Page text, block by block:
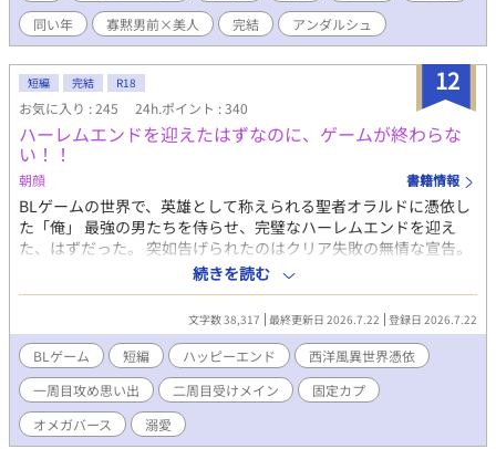
同い年
寡黙男前×美人 完結 アンダルシュ
12
短編 完結 R18
お気に入り : 245 24h.ポイント : 340
ハーレムエンドを迎えたはずなのに、ゲームが終わらな
い！！
朝顔 書籍情報
BLゲームの世界で、英雄として称えられる聖者オラルドに憑依し
た「俺」 最強の男たちを侍らせ、完璧なハーレムエンドを迎え
た、はずだった。 突如告げられたのはクリア失敗の無情な宣告。
「ふざけるな！」俺の叫びも虚しく、強制的に二周目のプレイが
始まってしまう。 しかも二周目に憑依したのは、貧しい村人Aと
いうモブ。 ステータスもスキルもなしの絶望的な状況で、どうや
って国の英雄たちと恋愛しろっていうんだ！？ それでも諦めきれ
ない俺は一発逆転ガチャでとんでもない奇跡を起こす。 突然、世
界は特殊な性別が存在する『オメガバース』の世界へと変貌を遂
げた！ オメガに変化した俺は、ついに運命の出会いを果たす。 絶
望の底からの運命の番を射止めて、ハッピーエンドに辿り着ける
のか！？ ※四万字程度全エピソード完結済みで投稿。 ※一周目は
続きを読む
文字数 38,317 最終更新日 2026.7.22 登録日 2026.7.22
BLゲーム 短編 ハッピーエンド
西洋風異世界憑依
一周目攻め思い出
二周目受けメイン
固定カプ
オメガバース
溺愛